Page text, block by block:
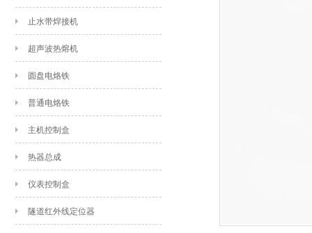
止水带焊接机
超声波热熔机
圆盘电烙铁
普通电烙铁
主机控制盒
热器总成
仪表控制盒
隧道红外线定位器